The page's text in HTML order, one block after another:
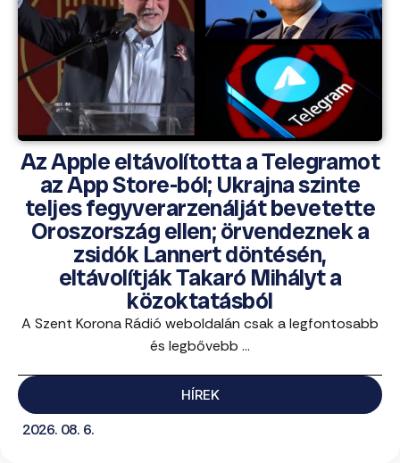
Az Apple eltávolította a Telegramot
az App Store-ból; Ukrajna szinte
teljes fegyverarzenálját bevetette
Oroszország ellen; örvendeznek a
zsidók Lannert döntésén,
eltávolítják Takaró Mihályt a
közoktatásból
A Szent Korona Rádió weboldalán csak a legfontosabb
és legbővebb ...
HÍREK
2026. 08. 6.